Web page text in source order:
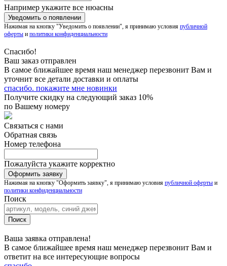
Например укажите все нюасны
Нажимая на кнопку "Уведомить о появлении", я принимаю условия публичной
оферты и политики конфиденциальности
Спасибо!
Ваш заказ отправлен
В самое ближайшее время наш менеджер перезвонит Вам и
уточнит все детали доставки и оплаты
спасибо. покажите мне новинки
Получите скидку на следующий заказ 10%
по Вашему номеру
Связаться с нами
Обратная связь
Номер телефона
Пожалуйста укажите корректно
Нажимая на кнопку "Оформить заявку", я принимаю условия публичной оферты и
политики конфиденциальности
Поиск
Ваша заявка отправлена!
В самое ближайшее время наш менеджер перезвонит Вам и
ответит на все интересующие вопросы